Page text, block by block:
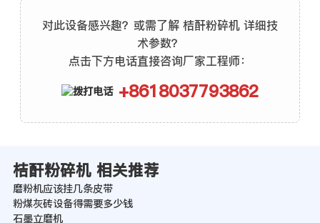
对此设备感兴趣？或需了解 桔酐粉碎机 详细技
术参数？
点击下方电话直接咨询厂家工程师：
+8618037793862
桔酐粉碎机 相关推荐
磨粉机应该挂几条皮带
粉煤灰砖设备得需要多少钱
石墨立磨机